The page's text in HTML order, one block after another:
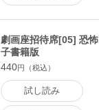
劇画座招待席[05] 恐
子書籍版
440円（税込）
試し読み